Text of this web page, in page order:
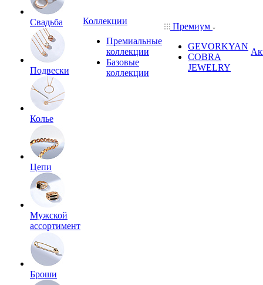
Свадьба
Подвески
Колье
Цепи
Мужской
ассортимент
Броши
Коллекции
Премиальные
коллекции
Базовые
коллекции
Премиум
GEVORKYAN
COBRA
JEWELRY